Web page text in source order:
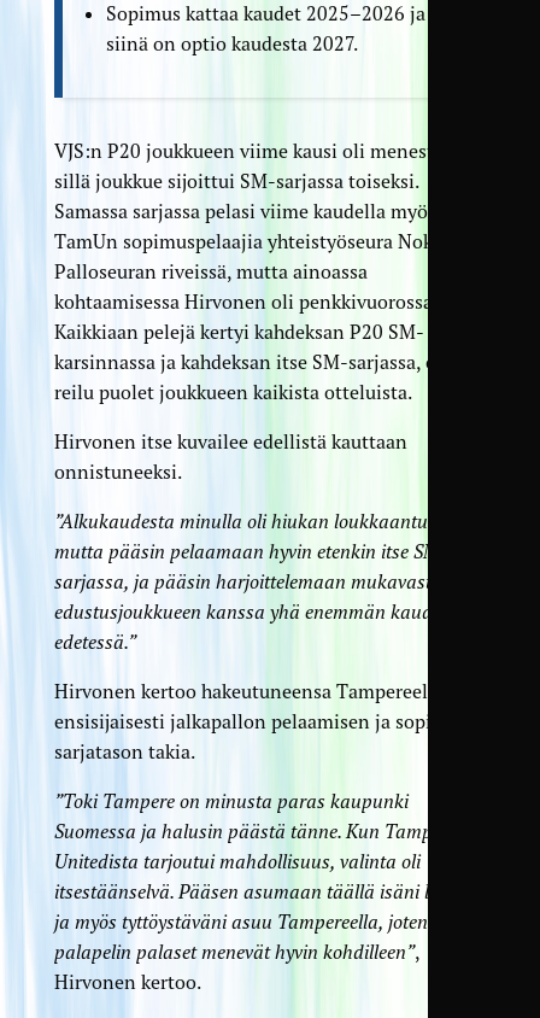
Sopimus kattaa kaudet 2025–2026 ja
siinä on optio kaudesta 2027.
VJS:n P20 joukkueen viime kausi oli menestys,
sillä joukkue sijoittui SM-sarjassa toiseksi.
Samassa sarjassa pelasi viime kaudella myös
TamUn sopimus­pelaajia yhteistyö­seura Nokian
Palloseuran riveissä, mutta ainoassa
kohtaamisessa Hirvonen oli penkki­vuorossa.
Kaikkiaan pelejä kertyi kahdeksan P20 SM-
karsinnassa ja kahdeksan itse SM-sarjassa, eli
reilu puolet joukkueen kaikista otteluista.
Hirvonen itse kuvailee edellistä kauttaan
onnistuneeksi.
”Alkukaudesta minulla oli hiukan loukkaantumisia,
mutta pääsin pelaamaan hyvin etenkin itse SM-
sarjassa, ja pääsin harjoittelemaan mukavasti myös
edustusjoukkueen kanssa yhä enemmän kauden
edetessä.”
Hirvonen kertoo hakeutuneensa Tampereelle
ensisijaisesti jalkapallon pelaamisen ja sopivan
sarjatason takia.
”Toki Tampere on minusta paras kaupunki
Suomessa ja halusin päästä tänne. Kun Tampere
Unitedista tarjoutui mahdollisuus, valinta oli
itsestäänselvä. Pääsen asumaan täällä isäni luona,
ja myös tyttöystäväni asuu Tampereella, joten
palapelin palaset menevät hyvin kohdilleen”,
Hirvonen kertoo.